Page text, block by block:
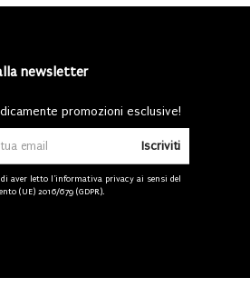
newsletter
promozioni esclusive!
Iscriviti
aver letto l'informativa privacy ai sensi del
(UE) 2016/679 (GDPR).